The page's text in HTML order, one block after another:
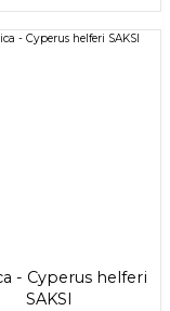
- Cyperus helferi
SAKSI